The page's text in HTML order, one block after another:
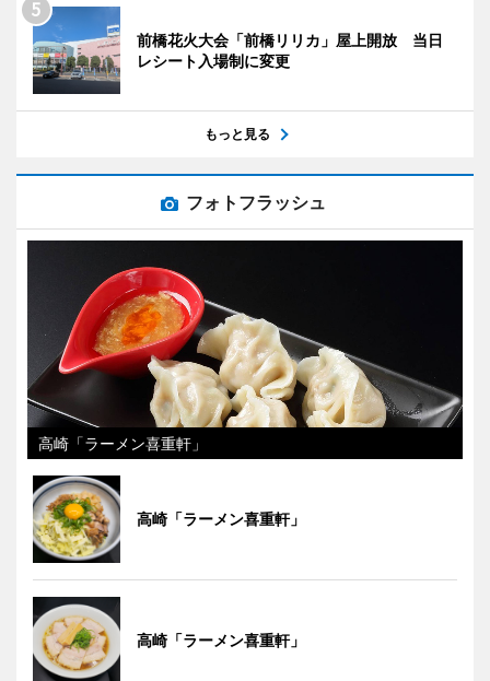
前橋花火大会「前橋リリカ」屋上開放 当日
レシート入場制に変更
もっと見る
フォトフラッシュ
高崎「ラーメン喜重軒」
高崎「ラーメン喜重軒」
高崎「ラーメン喜重軒」